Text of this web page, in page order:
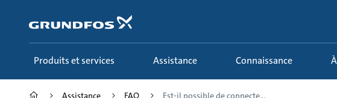
principal
Produits et services Assistance Connaissance
Assistance FAQ Est-il possible de connecte...